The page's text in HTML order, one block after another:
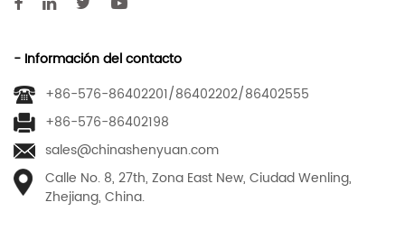
- Información del contacto
+86-576-86402201/86402202/86402555
+86-576-86402198
sales@chinashenyuan.com
Calle No. 8, 27th, Zona East New, Ciudad Wenling,
Zhejiang, China.